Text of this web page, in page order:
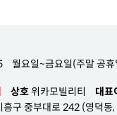
월요일~금요일(주말 공휴
상호위카모빌리티 대표
흥구 중부대로 242 (영덕